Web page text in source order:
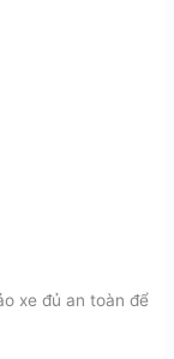
xe đủ an toàn để